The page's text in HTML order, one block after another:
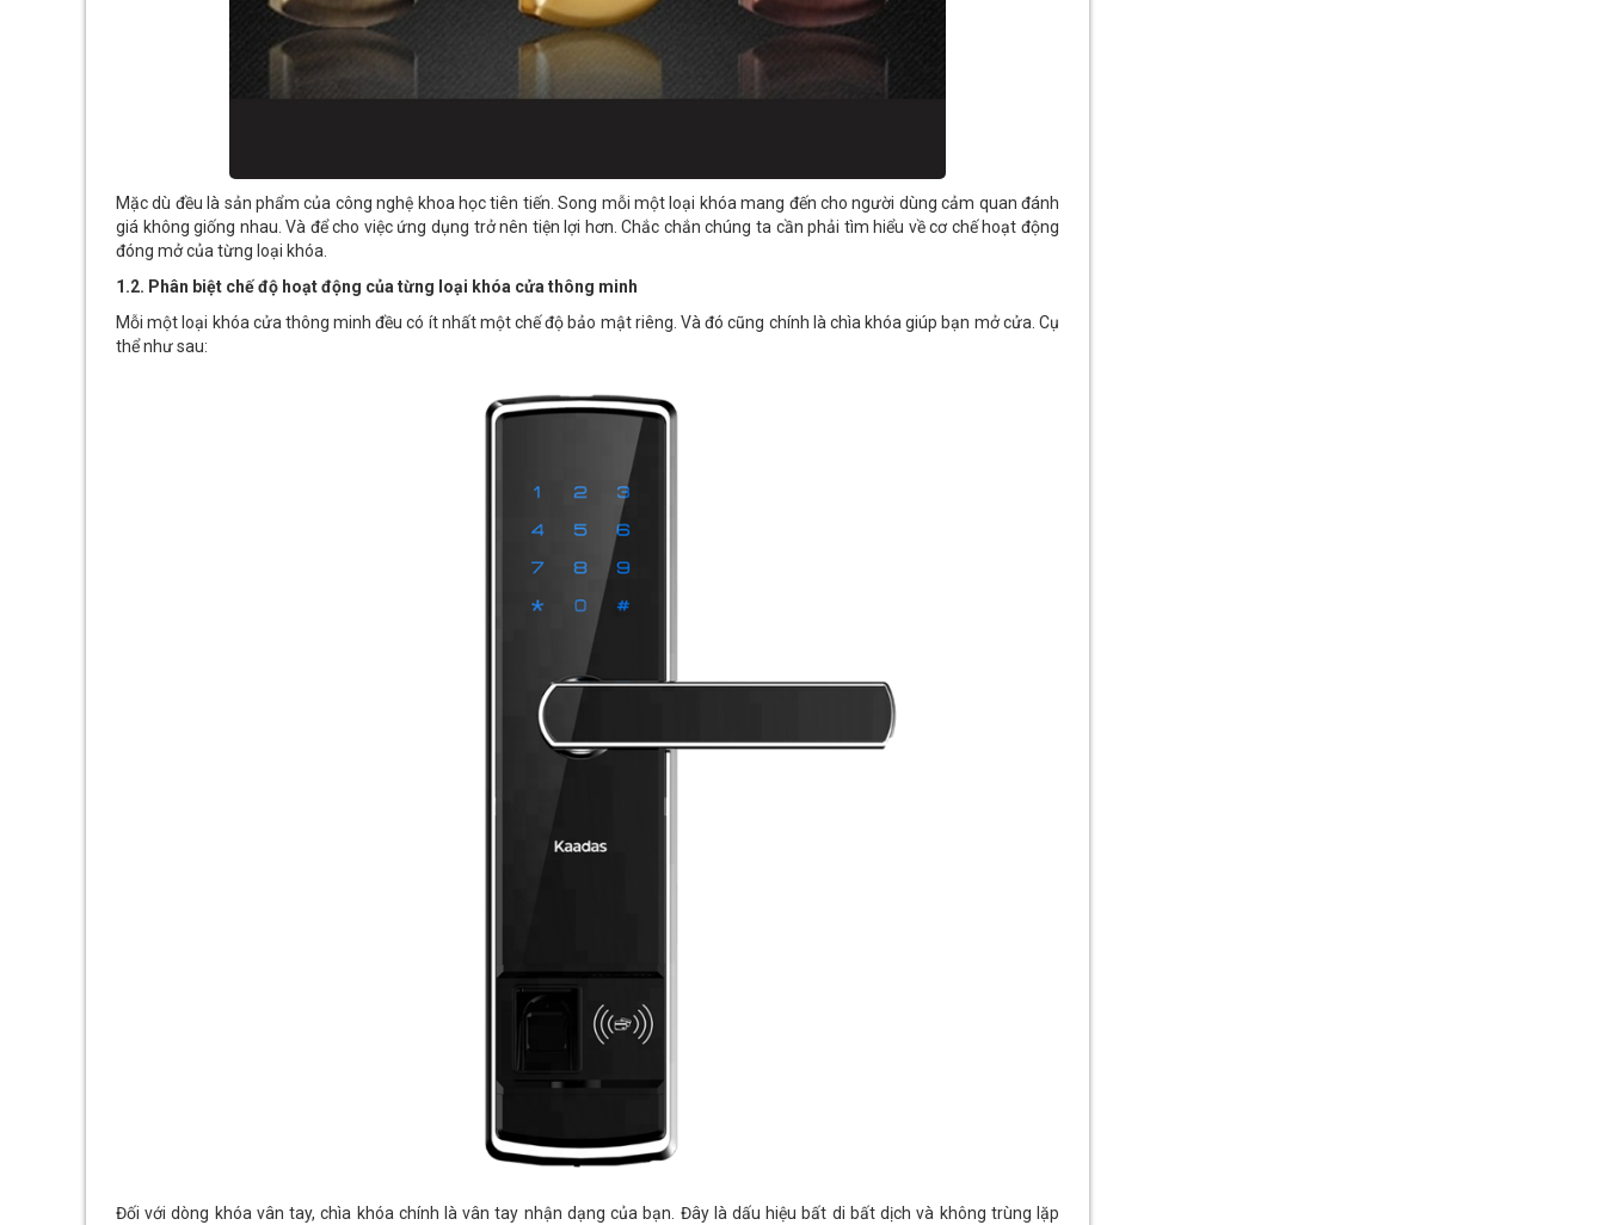
Mặc dù đều là sản phẩm của công nghệ khoa học tiên tiến. Song mỗi một loại khóa mang đến cho người dùng cảm quan đánh
giá không giống nhau. Và để cho việc ứng dụng trở nên tiện lợi hơn. Chắc chắn chúng ta cần phải tìm hiểu về cơ chế hoạt động
đóng mở của từng loại khóa.
1.2. Phân biệt chế độ hoạt động của từng loại khóa cửa thông minh
Mỗi một loại khóa cửa thông minh đều có ít nhất một chế độ bảo mật riêng. Và đó cũng chính là chìa khóa giúp bạn mở cửa. Cụ
thể như sau:
Đối với dòng khóa vân tay, chìa khóa chính là vân tay nhận dạng của bạn. Đây là dấu hiệu bất di bất dịch và không trùng lặp